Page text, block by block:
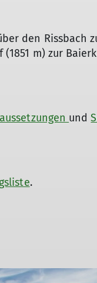
den Rissbach
m) zur
und
.